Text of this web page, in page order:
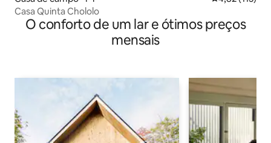
Casa Quinta Chololo
O conforto de um lar e ótimos preços
mensais